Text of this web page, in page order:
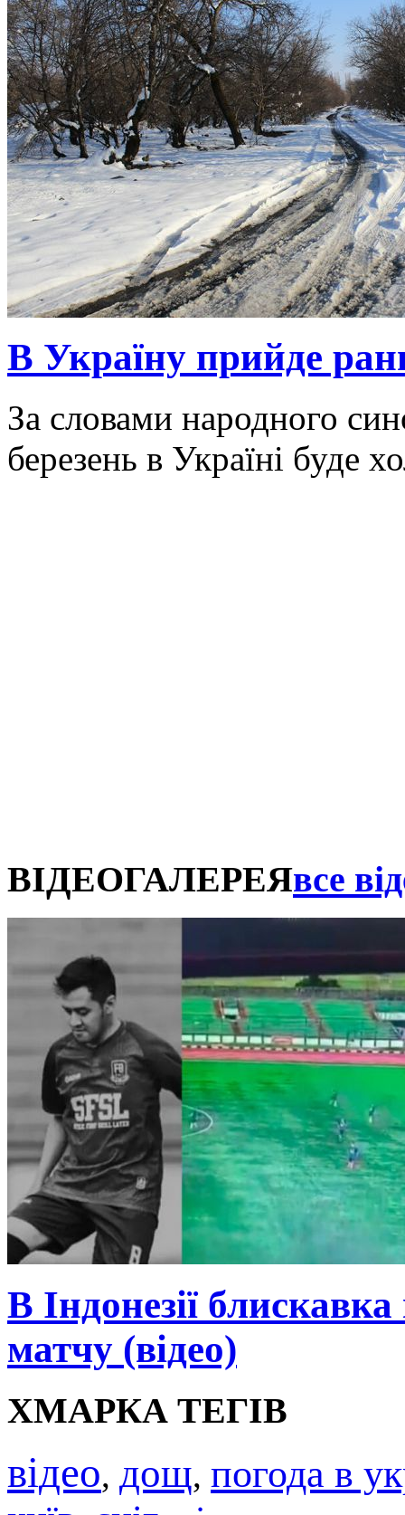
В Україну прийде
За словами народного
березень в Україні буде
ВІДЕОГАЛЕРЕЯвсе
В Індонезії
матчу (відео)
ХМАРКА ТЕГІВ
відео, дощ, погода в